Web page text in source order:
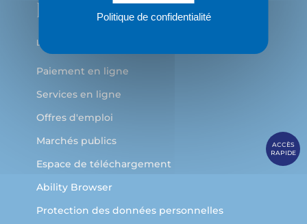
ACCÈS
RAPIDE
Paiement en ligne
Services en ligne
Offres d'emploi
Marchés publics
Espace de téléchargement
Ability Browser
Protection des données personnelles
Politique de confidentialité